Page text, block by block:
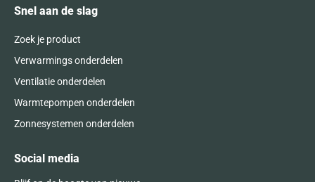
Snel aan de slag
Zoek je product
Verwarmings onderdelen
Ventilatie onderdelen
Warmtepompen onderdelen
Zonnesystemen onderdelen
Social media